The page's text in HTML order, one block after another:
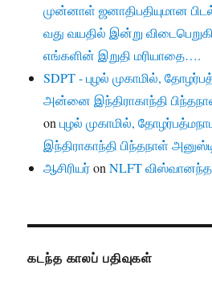
முன்னாள் ஜனாதிபதியுமான
வது வயதில் இன்று
எங்களின் இறுதி மரியாதை….
SDPT - புழல் முகாமில்,
அன்னை இந்திராகாந்தி
onபுழல் முகாமில்,
இந்திராகாந்தி பிந்தநாள்
ஆசிரியர்onNLFT
கடந்த காலப் பதிவுகள்